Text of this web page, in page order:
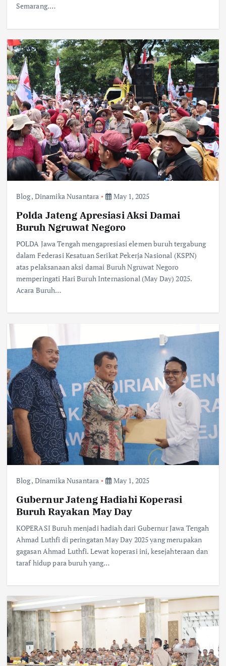
Semarang.…
Blog, Dinamika Nusantara May 1, 2025
Polda Jateng Apresiasi Aksi Damai
Buruh Ngruwat Negoro
POLDA Jawa Tengah mengapresiasi elemen buruh tergabung
dalam Federasi Kesatuan Serikat Pekerja Nasional (KSPN)
atas pelaksanaan aksi damai Buruh Ngruwat Negoro
memperingati Hari Buruh Internasional (May Day) 2025.
Acara Buruh…
Blog, Dinamika Nusantara May 1, 2025
Gubernur Jateng Hadiahi Koperasi
Buruh Rayakan May Day
KOPERASI Buruh menjadi hadiah dari Gubernur Jawa Tengah
Ahmad Luthfi di peringatan May Day 2025 yang merupakan
gagasan Ahmad Luthfi. Lewat koperasi ini, kesejahteraan dan
taraf hidup para buruh yang…